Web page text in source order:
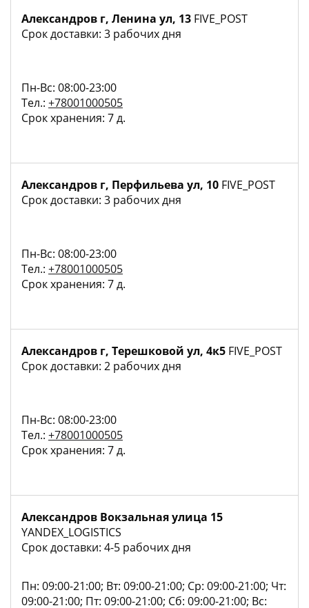
Александров г, Ленина ул, 13 FIVE_POST
Срок доставки: 3 рабочих дня
Пн-Вс: 08:00-23:00
Тел.: +78001000505
Срок хранения: 7 д.
Александров г, Перфильева ул, 10 FIVE_POST
Срок доставки: 3 рабочих дня
Пн-Вс: 08:00-23:00
Тел.: +78001000505
Срок хранения: 7 д.
Александров г, Терешковой ул, 4к5 FIVE_POST
Срок доставки: 2 рабочих дня
Пн-Вс: 08:00-23:00
Тел.: +78001000505
Срок хранения: 7 д.
Александров Вокзальная улица 15
YANDEX_LOGISTICS
Срок доставки: 4-5 рабочих дня
Пн: 09:00-21:00; Вт: 09:00-21:00; Ср: 09:00-21:00; Чт:
09:00-21:00; Пт: 09:00-21:00; Сб: 09:00-21:00; Вс: